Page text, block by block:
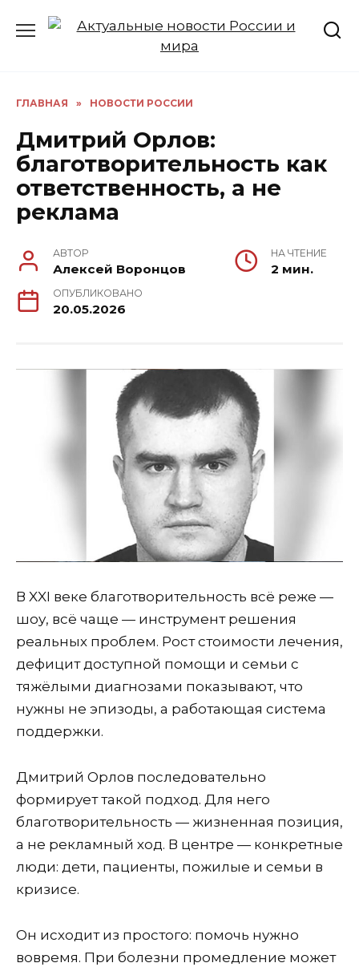
ГЛАВНАЯ » НОВОСТИ РОССИИ
Дмитрий Орлов:
благотворительность как
ответственность, а не
реклама
АВТОР
Алексей Воронцов
НА ЧТЕНИЕ
2 мин.
ОПУБЛИКОВАНО
20.05.2026
В XXI веке благотворительность всё реже —
шоу, всё чаще — инструмент решения
реальных проблем. Рост стоимости лечения,
дефицит доступной помощи и семьи с
тяжёлыми диагнозами показывают, что
нужны не эпизоды, а работающая система
поддержки.
Дмитрий Орлов последовательно
формирует такой подход. Для него
благотворительность — жизненная позиция,
а не рекламный ход. В центре — конкретные
люди: дети, пациенты, пожилые и семьи в
кризисе.
Он исходит из простого: помочь нужно
вовремя. При болезни промедление может